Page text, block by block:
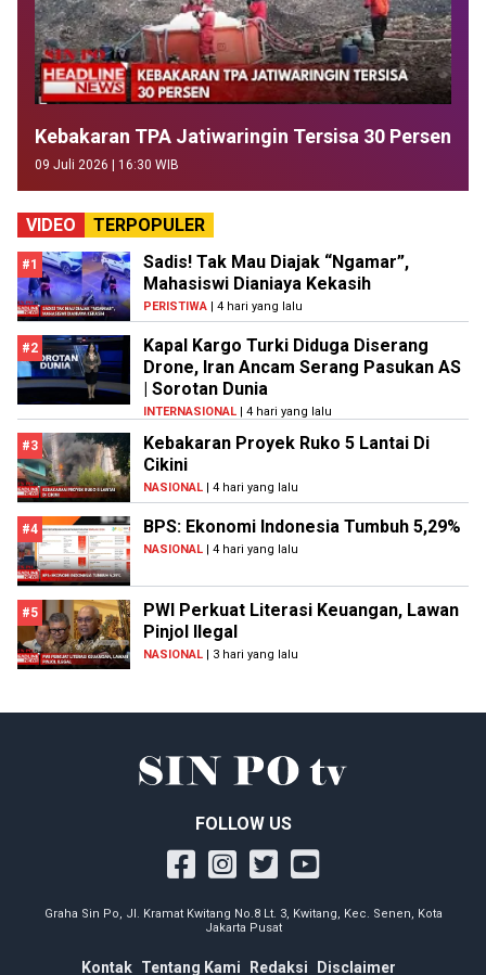
Kebakaran TPA Jatiwaringin Tersisa 30 Persen
09 Juli 2026 | 16:30 WIB
VIDEO TERPOPULER
#1
Sadis! Tak Mau Diajak “Ngamar”,
Mahasiswi Dianiaya Kekasih
PERISTIWA | 4 hari yang lalu
#2
Kapal Kargo Turki Diduga Diserang
Drone, Iran Ancam Serang Pasukan AS
| Sorotan Dunia
INTERNASIONAL | 4 hari yang lalu
#3
Kebakaran Proyek Ruko 5 Lantai Di
Cikini
NASIONAL | 4 hari yang lalu
#4 BPS: Ekonomi Indonesia Tumbuh 5,29%
NASIONAL | 4 hari yang lalu
#5
PWI Perkuat Literasi Keuangan, Lawan
Pinjol Ilegal
NASIONAL | 3 hari yang lalu
FOLLOW US
Graha Sin Po, Jl. Kramat Kwitang No.8 Lt. 3, Kwitang, Kec. Senen, Kota
Jakarta Pusat
Kontak Tentang Kami Redaksi Disclaimer